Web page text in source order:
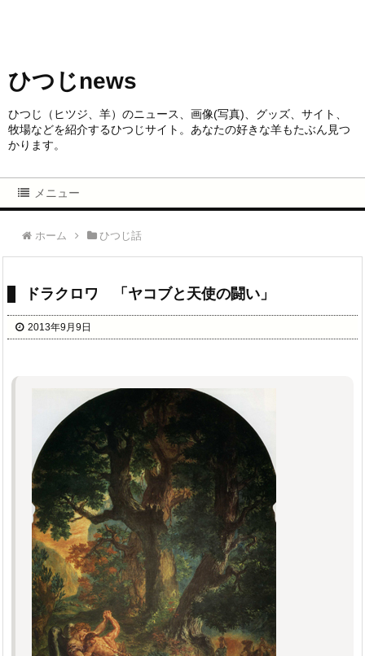
ひつじnews
ひつじ（ヒツジ、羊）のニュース、画像(写真)、グッズ、サイト、
牧場などを紹介するひつじサイト。あなたの好きな羊もたぶん見つ
かります。
メニュー
ホーム ひつじ話
ドラクロワ 「ヤコブと天使の闘い」
2013年9月9日